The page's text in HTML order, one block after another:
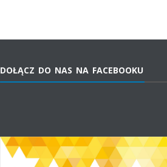
DOŁĄCZ DO NAS NA FACEBOOKU